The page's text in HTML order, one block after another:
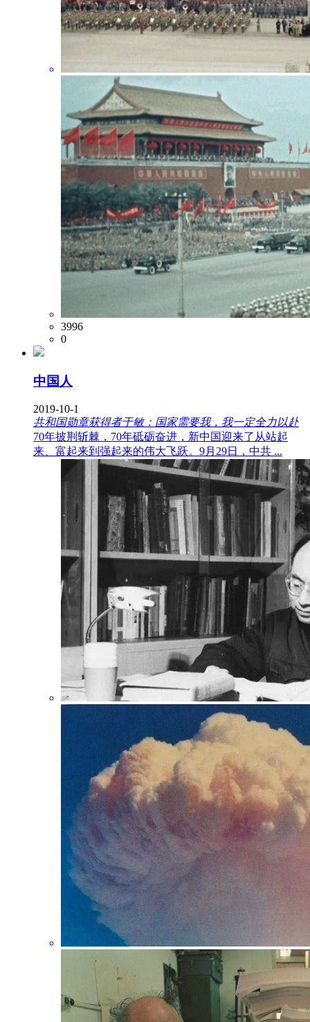
3996
0
中国人
2019-10-1
共和国勋章获得者于敏：国家需要我，我一定全力以赴
70年披荆斩棘，70年砥砺奋进，新中国迎来了从站起
来、富起来到强起来的伟大飞跃。9月29日，中共 ...